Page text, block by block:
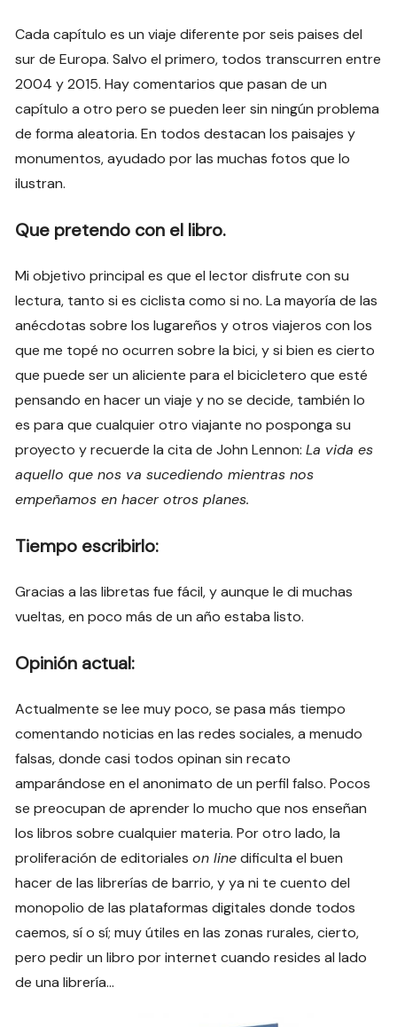
Cada capítulo es un viaje diferente por seis paises del
sur de Europa. Salvo el primero, todos transcurren entre
2004 y 2015. Hay comentarios que pasan de un
capítulo a otro pero se pueden leer sin ningún problema
de forma aleatoria. En todos destacan los paisajes y
monumentos, ayudado por las muchas fotos que lo
ilustran.
Que pretendo con el libro.
Mi objetivo principal es que el lector disfrute con su
lectura, tanto si es ciclista como si no. La mayoría de las
anécdotas sobre los lugareños y otros viajeros con los
que me topé no ocurren sobre la bici, y si bien es cierto
que puede ser un aliciente para el bicicletero que esté
pensando en hacer un viaje y no se decide, también lo
es para que cualquier otro viajante no posponga su
proyecto y recuerde la cita de John Lennon:La vida es
aquello que nos va sucediendo mientras nos
empeñamos en hacer otros planes.
Tiempo escribirlo:
Gracias a las libretas fue fácil, y aunque le di muchas
vueltas, en poco más de un año estaba listo.
Opinión actual:
Actualmente se lee muy poco, se pasa más tiempo
comentando noticias en las redes sociales, a menudo
falsas, donde casi todos opinan sin recato
amparándose en el anonimato de un perfil falso. Pocos
se preocupan de aprender lo mucho que nos enseñan
los libros sobre cualquier materia. Por otro lado, la
proliferación de editorialeson linedificulta el buen
hacer de las librerías de barrio, y ya ni te cuento del
monopolio de las plataformas digitales donde todos
caemos, sí o sí; muy útiles en las zonas rurales, cierto,
pero pedir un libro por internet cuando resides al lado
de una librería…